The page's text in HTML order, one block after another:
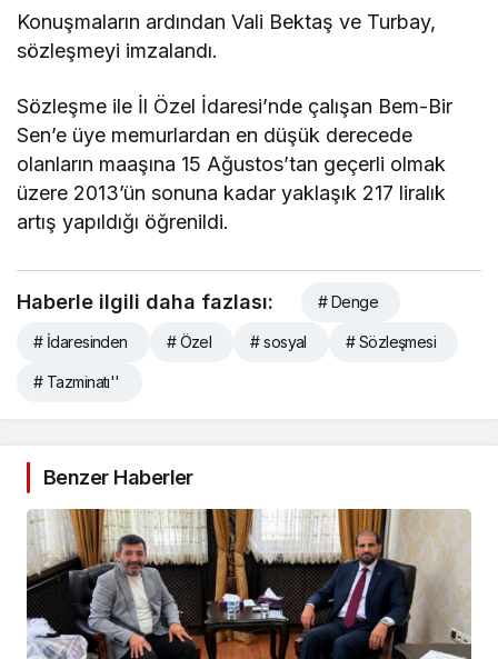
Konuşmaların ardından Vali Bektaş ve Turbay,
sözleşmeyi imzalandı.
Sözleşme ile İl Özel İdaresi’nde çalışan Bem-Bir
Sen’e üye memurlardan en düşük derecede
olanların maaşına 15 Ağustos’tan geçerli olmak
üzere 2013’ün sonuna kadar yaklaşık 217 liralık
artış yapıldığı öğrenildi.
Haberle ilgili daha fazlası: # Denge
# İdaresinden # Özel # sosyal # Sözleşmesi
# Tazminatı''
Benzer Haberler